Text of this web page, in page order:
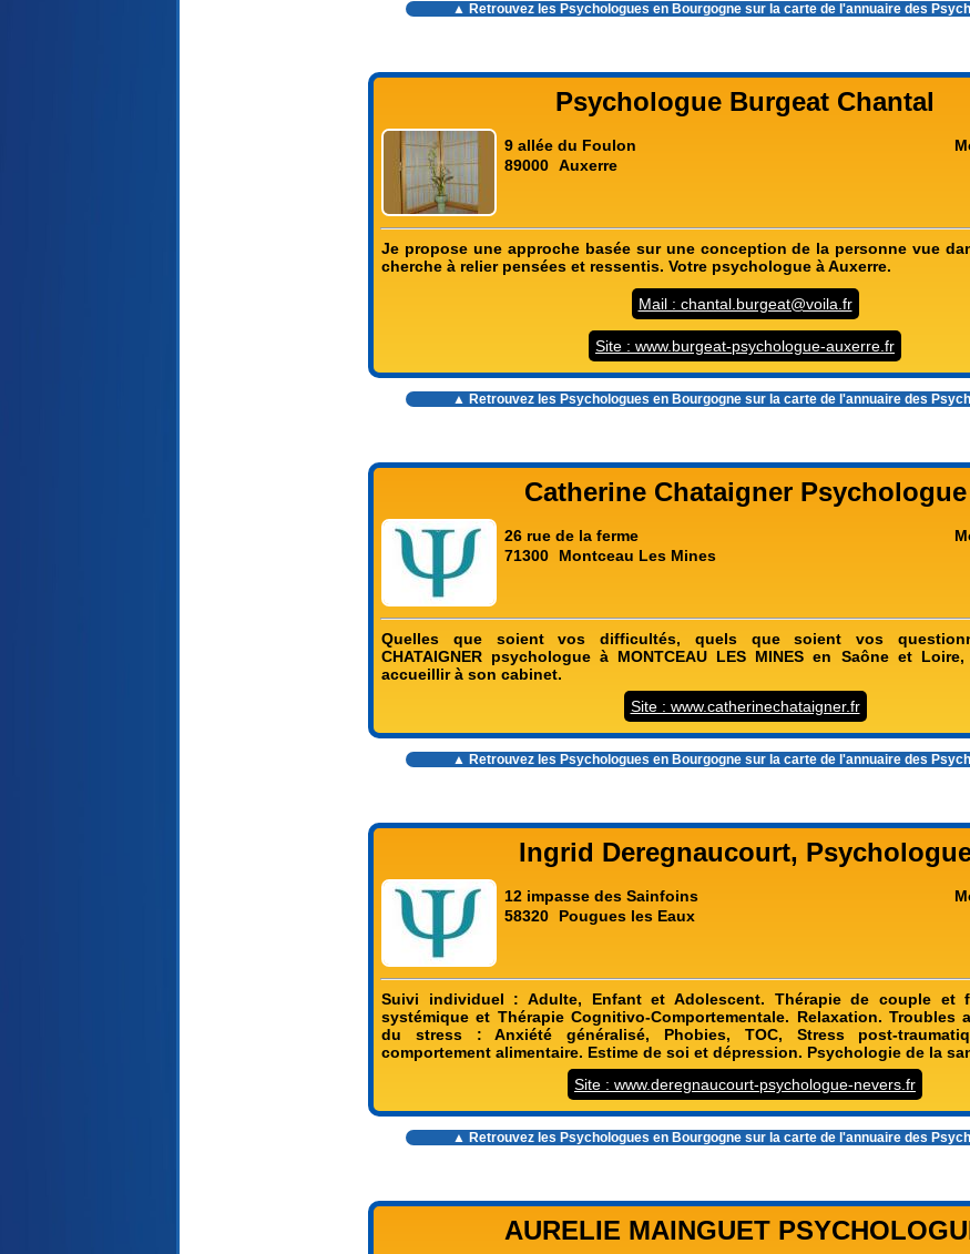
▲ Retrouvez les Psychologues en Bourgogne sur la carte de l'annuaire des
Psychologue Burgeat Chantal
9 allée du Foulon
89000 Auxerre
Je propose une approche basée sur une conception de la personne vue
cherche à relier pensées et ressentis. Votre psychologue à Auxerre.
Mail : chantal.burgeat@voila.fr
Site : www.burgeat-psychologue-auxerre.fr
▲ Retrouvez les Psychologues en Bourgogne sur la carte de l'annuaire des
Catherine Chataigner Psychologue
26 rue de la ferme
71300
Montceau Les Mines
Quelles que soient vos difficultés, quels que soient vos
CHATAIGNER psychologue à MONTCEAU LES MINES en Saône et
accueillir à son cabinet.
Site : www.catherinechataigner.fr
▲ Retrouvez les Psychologues en Bourgogne sur la carte de l'annuaire des
Ingrid Deregnaucourt,
12 impasse des Sainfoins
58320
Pougues les Eaux
Suivi individuel : Adulte, Enfant et Adolescent. Thérapie de couple et
systémique et Thérapie Cognitivo-Comportementale. Relaxation. Troubles
du stress : Anxiété généralisé, Phobies, TOC, Stress post-
comportement alimentaire. Estime de soi et dépression. Psychologie de la
Site : www.deregnaucourt-psychologue-nevers.fr
▲ Retrouvez les Psychologues en Bourgogne sur la carte de l'annuaire des
AURELIE MAINGUET